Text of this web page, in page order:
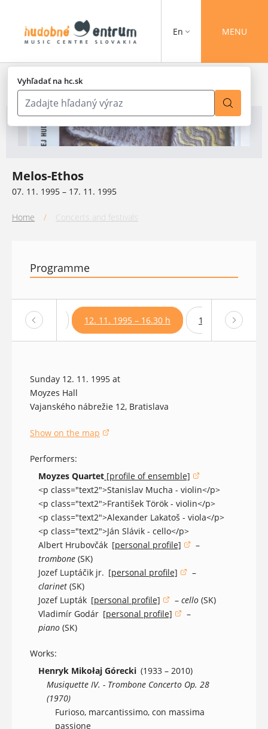
Vyhľadať na hc.sk
En MENU
Melos-Ethos
07. 11. 1995 – 17. 11. 1995
Home / Concerts and festivals
Programme
– 10.30 h 12. 11. 1995 – 16.30 h 12. 11. 1995 –
Sunday 12. 11. 1995 at
Moyzes Hall
Vajanského nábrežie 12, Bratislava
Show on the map
(opens in a new window)
Performers:
Moyzes Quartet [profile of ensemble]
(opens in a new window)
<p class="text2">Stanislav Mucha - violin</p>
<p class="text2">František Török - violin</p>
<p class="text2">Alexander Lakatoš - viola</p>
<p class="text2">Ján Slávik - cello</p>
Albert Hrubovčák [personal profile]
(opens in a new window)
–
trombone (SK)
Jozef Luptáčik jr. [personal profile]
(opens in a new window)
–
clarinet (SK)
Jozef Lupták [personal profile]
(opens in a new window)
– cello (SK)
Vladimír Godár [personal profile]
(opens in a new window)
–
piano (SK)
Works:
Henryk Mikołaj Górecki (1933 – 2010)
Musiquette IV. - Trombone Concerto Op. 28
(1970)
Furioso, marcantissimo, con massima
passione